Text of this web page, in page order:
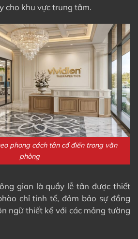
cho khu vực trung tâm.
phong cách tân cổ điển trong văn
phòng
gian là quầy lễ tân được thiết
chỉ tinh tế, đảm bảo sự đồng
ngữ thiết kế với các mảng tường